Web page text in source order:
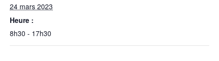
24 mars 2023
Heure :
8h30 - 17h30